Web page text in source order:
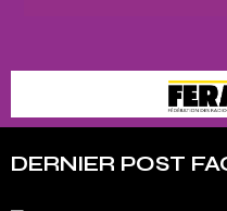
DERNIER POST